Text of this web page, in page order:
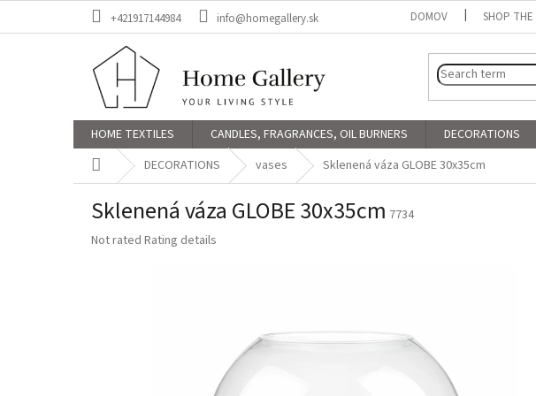
+421917144984 info@homegallery.sk DOMOV SHOP
HOME TEXTILES CANDLES, FRAGRANCES, OIL BURNERS DECORATIONS
Home DECORATIONS vases Sklenená váza GLOBE 30x35cm
Sklenená váza GLOBE 30x35cm 7734
The
Not rated Rating details